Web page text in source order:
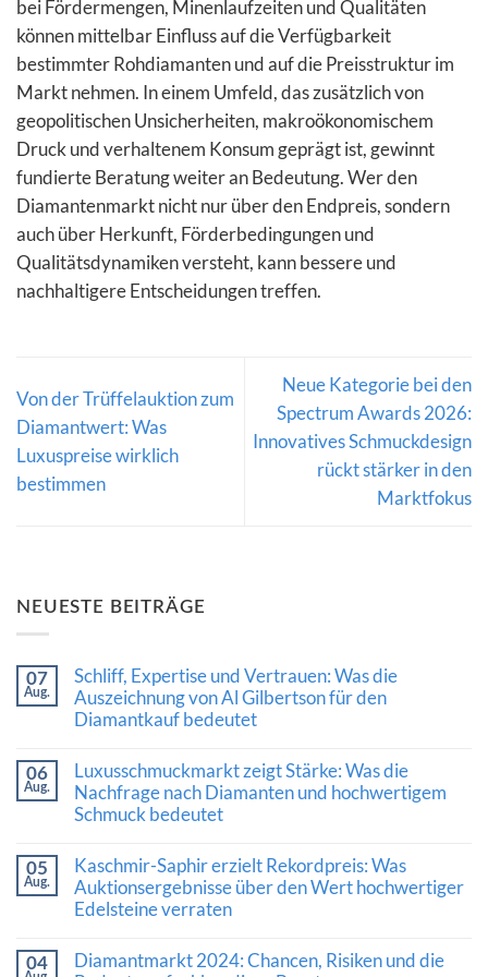
bei Fördermengen, Minenlaufzeiten und Qualitäten
können mittelbar Einfluss auf die Verfügbarkeit
bestimmter Rohdiamanten und auf die Preisstruktur im
Markt nehmen. In einem Umfeld, das zusätzlich von
geopolitischen Unsicherheiten, makroökonomischem
Druck und verhaltenem Konsum geprägt ist, gewinnt
fundierte Beratung weiter an Bedeutung. Wer den
Diamantenmarkt nicht nur über den Endpreis, sondern
auch über Herkunft, Förderbedingungen und
Qualitätsdynamiken versteht, kann bessere und
nachhaltigere Entscheidungen treffen.
Von der Trüffelauktion zum
Diamantwert: Was
Luxuspreise wirklich
bestimmen
Neue Kategorie bei den
Spectrum Awards 2026:
Innovatives Schmuckdesign
rückt stärker in den
Marktfokus
NEUESTE BEITRÄGE
07
Aug.
Schliff, Expertise und Vertrauen: Was die
Auszeichnung von Al Gilbertson für den
Diamantkauf bedeutet
zu
Schliff,
Expertise
und
die
Auszeichnung
von
Al
den
Diamantkauf
06
Aug.
Luxusschmuckmarkt zeigt Stärke: Was die
Nachfrage nach Diamanten und hochwertigem
Schmuck bedeutet
zu
Luxusschmuckmarkt
zeigt
Stärke:
Nachfrage
05
Aug.
Kaschmir-Saphir erzielt Rekordpreis: Was
Auktionsergebnisse über den Wert hochwertiger
Edelsteine verraten
zu
04
Diamantmarkt 2024: Chancen, Risiken und die